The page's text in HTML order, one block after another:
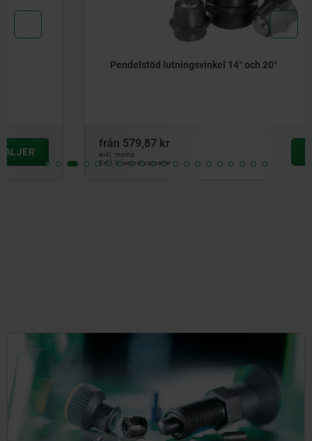
Pendelstöd lutningsvinkel 14° och 20°
579,87 kr
exkl. moms
Exkl. leveranskostnader